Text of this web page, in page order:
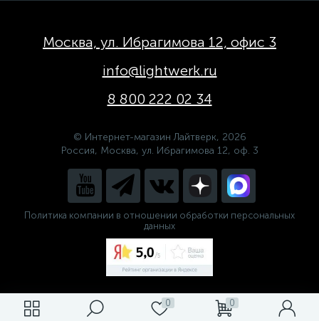
0 0
Москва, ул. Ибрагимова 12, офис 3
info@lightwerk.ru
8 800 222 02 34
© Интернет-магазин Лайтверк, 2026
Россия, Москва, ул. Ибрагимова 12, оф. 3
Политика компании в отношении обработки персональных
данных